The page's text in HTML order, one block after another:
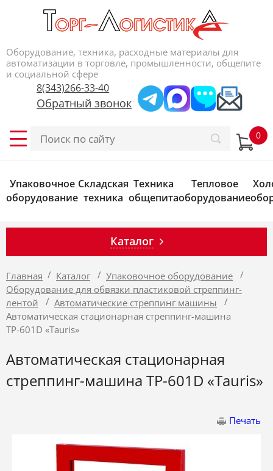
Оборудование, техника, расходные материалы для
автоматизации в торговле, промышленности, общепите
и социальной сфере
8(343)266-33-40
Обратный звонок
Упаковочное
оборудование
Складская
техника
Техника
общепита
Тепловое
оборудование
Каталог
Главная / Каталог / Упаковочное оборудование /
Оборудование для обвязки пластиковой стреппинг-
лентой
/ Автоматические стреппинг машины
/
Автоматическая стационарная стреппинг-машина
ТР-601D «Tauris»
Автоматическая стационарная
стреппинг-машина ТР-601D «Tauris»
Печать